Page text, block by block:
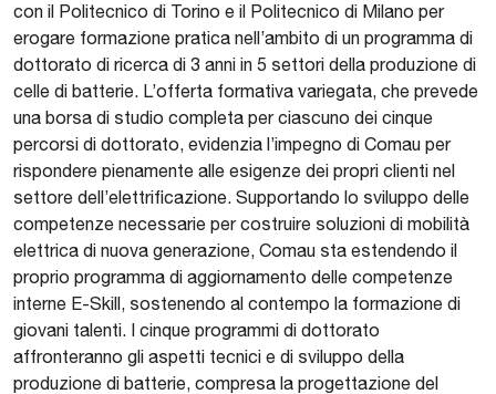
con il Politecnico di Torino e il Politecnico di Milano per
erogare formazione pratica nell’ambito di un programma di
dottorato di ricerca di 3 anni in 5 settori della produzione di
celle di batterie. L’offerta formativa variegata, che prevede
una borsa di studio completa per ciascuno dei cinque
percorsi di dottorato, evidenzia l’impegno di Comau per
rispondere pienamente alle esigenze dei propri clienti nel
settore dell’elettrificazione. Supportando lo sviluppo delle
competenze necessarie per costruire soluzioni di mobilità
elettrica di nuova generazione, Comau sta estendendo il
proprio programma di aggiornamento delle competenze
interne E-Skill, sostenendo al contempo la formazione di
giovani talenti. I cinque programmi di dottorato
affronteranno gli aspetti tecnici e di sviluppo della
produzione di batterie, compresa la progettazione del